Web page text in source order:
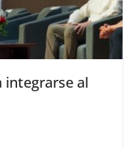
integrarse al